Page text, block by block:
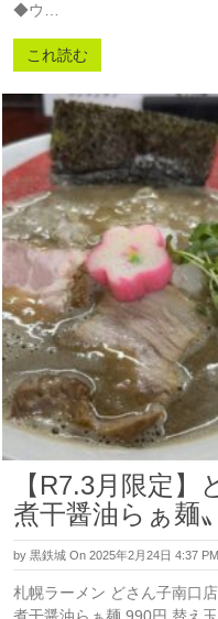
◆ウ…
これ読む
【R7.3月限定
煮干醤油らぁ麺〟
by 黒鉄城 On 2025年2月24日 4:37 PM
札幌ラーメン どさん子南口